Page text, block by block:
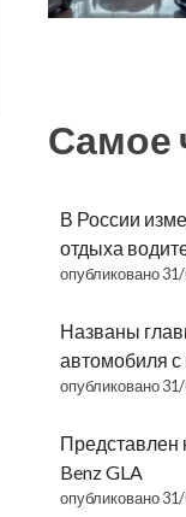
Самое
В России
отдыха
опубликовано
Названы
автомобиля с
опубликовано
Представлен
Benz GLA
опубликовано